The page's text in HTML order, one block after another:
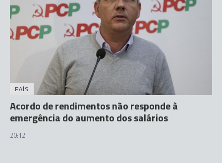
PAÍS
Acordo de rendimentos não responde à
emergência do aumento dos salários
20:12